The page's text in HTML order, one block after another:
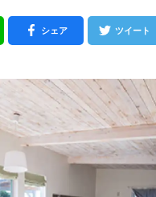
シェア ツイート